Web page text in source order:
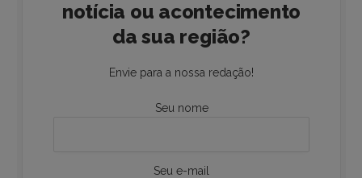
notícia ou acontecimento
da sua região?
Envie para a nossa redação!
Seu nome
Seu e-mail